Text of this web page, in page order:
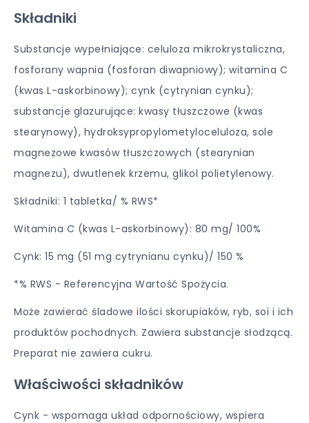
Składniki
Substancje wypełniające: celuloza mikrokrystaliczna,
fosforany wapnia (fosforan diwapniowy); witamina C
(kwas L-askorbinowy); cynk (cytrynian cynku);
substancje glazurujące: kwasy tłuszczowe (kwas
stearynowy), hydroksypropylometyloceluloza, sole
magnezowe kwasów tłuszczowych (stearynian
magnezu), dwutlenek krzemu, glikol polietylenowy.
Składniki: 1 tabletka/ % RWS*
Witamina C (kwas L-askorbinowy): 80 mg/ 100%
Cynk: 15 mg (51 mg cytrynianu cynku)/ 150 %
*% RWS - Referencyjna Wartość Spożycia.
Może zawierać śladowe ilości skorupiaków, ryb, soi i ich
produktów pochodnych. Zawiera substancje słodzącą.
Preparat nie zawiera cukru.
Właściwości składników
Cynk - wspomaga układ odpornościowy, wspiera